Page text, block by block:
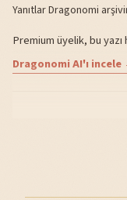
Yanıtlar Dragonomi
Premium üyelik, bu yazı
Dragonomi AI'ı incele